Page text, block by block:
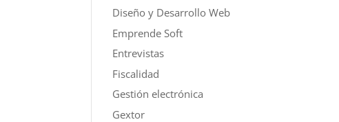
Diseño y Desarrollo Web
Emprende Soft
Entrevistas
Fiscalidad
Gestión electrónica
Gextor